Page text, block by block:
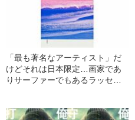
「最も著名なアーティスト」だ
けどそれは日本限定…画家であ
りサーファーでもあるラッセン